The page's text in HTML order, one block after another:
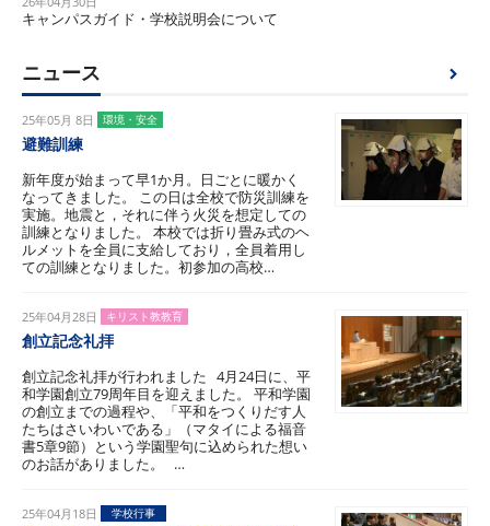
キャンパスガイド・学校説明会について
ニュース
25年05月 8日 環境・安全
避難訓練
新年度が始まって早1か月。日ごとに暖かく
なってきました。 この日は全校で防災訓練を
実施。地震と，それに伴う火災を想定しての
訓練となりました。 本校では折り畳み式のヘ
ルメットを全員に支給しており，全員着用し
ての訓練となりました。初参加の高校…
25年04月28日 キリスト教教育
創立記念礼拝
創立記念礼拝が行われました 4月24日に、平
和学園創立79周年目を迎えました。 平和学園
の創立までの過程や、「平和をつくりだす人
たちはさいわいである」（マタイによる福音
書5章9節）という学園聖句に込められた想い
のお話がありました。 …
25年04月18日 学校行事